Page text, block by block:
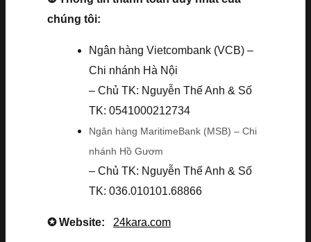
chúng tôi:
Ngân hàng Vietcombank (VCB) –
Chi nhánh Hà Nội
– Chủ TK: Nguyễn Thế Anh & Số
TK: 0541000212734
Ngân hàng MaritimeBank (MSB) – Chi
nhánh Hồ Gươm
– Chủ TK: Nguyễn Thế Anh & Số
TK: 036.010101.68866
✪ Website: 24kara.com